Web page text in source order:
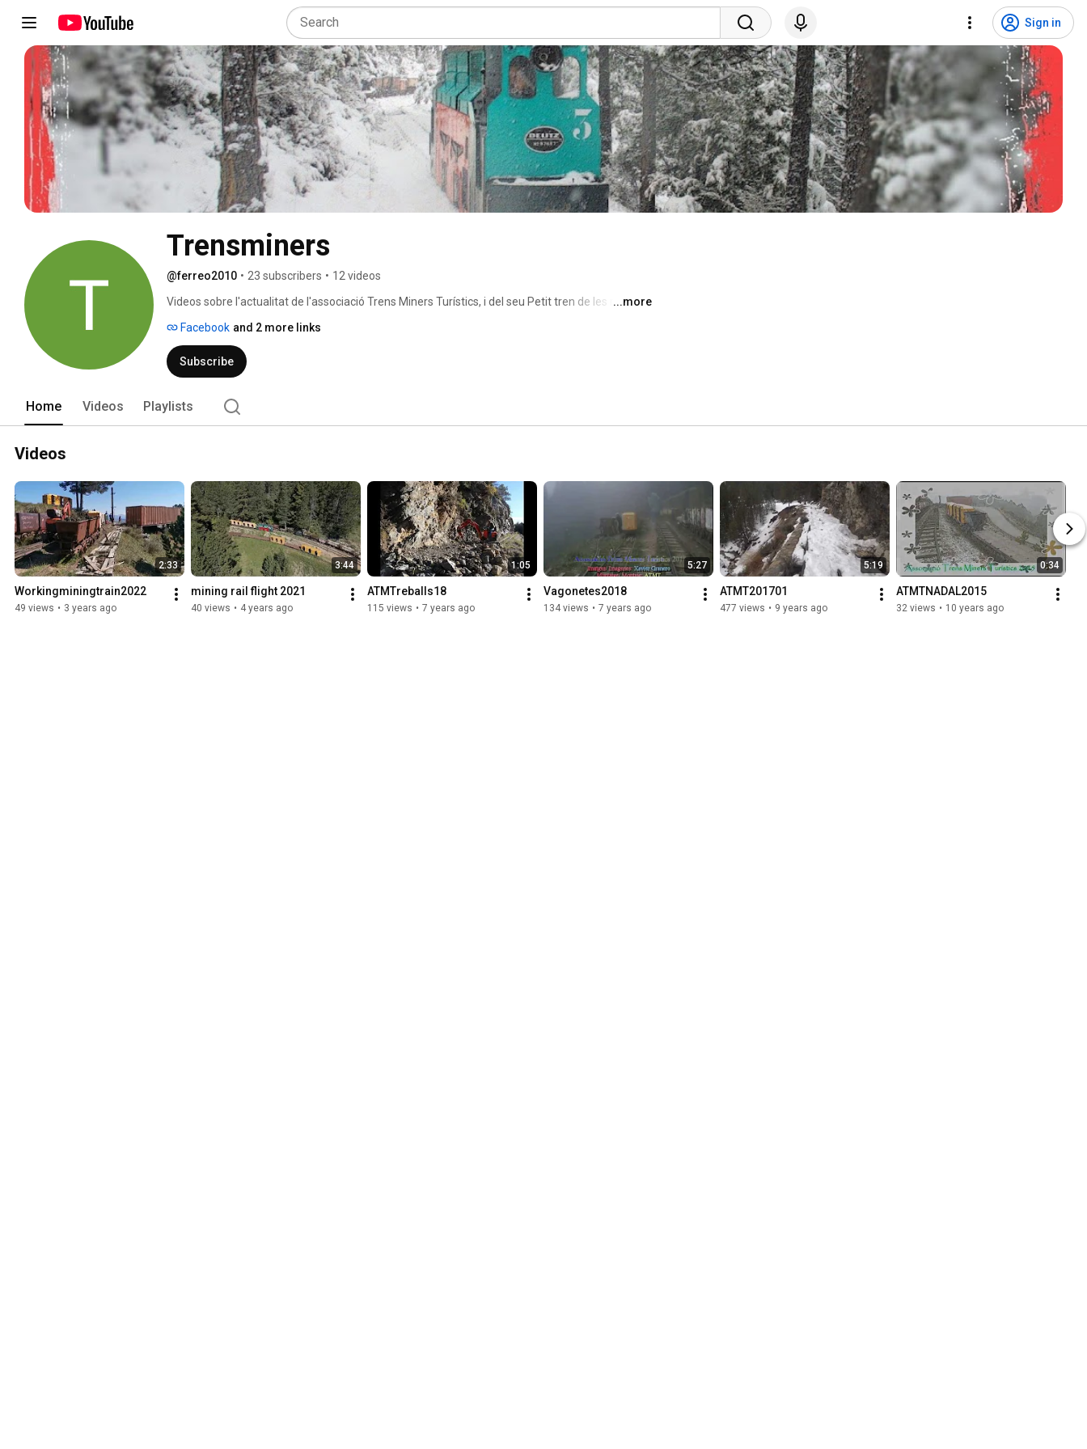
Sign in
Trensminers
@ferreo2010 • 23 subscribers • 12 videos
Videos sobre l'actualitat de l'associació Trens Miners Turístics, i del seu Petit tren de les mines,
traçat.
...more
Facebook and 2 more links
Subscribe
Home Videos Playlists
Videos
2:33
Workingminingtrain2022
49 views • 3 years ago
3:44
mining rail flight 2021
40 views • 4 years ago
1:05
ATMTreballs18
115 views • 7 years ago
5:27
Vagonetes2018
134 views • 7 years ago
5:19
ATMT201701
477 views • 9 years ago
0:34
ATMTNADAL2015
32 views • 10 years ago